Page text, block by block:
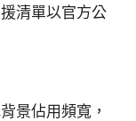
清單以官方公
景佔用頻寬，